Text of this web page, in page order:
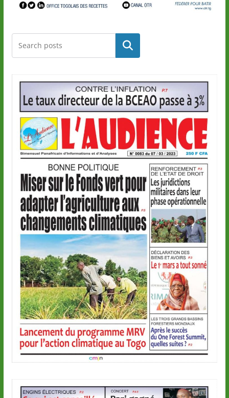
Rechercher